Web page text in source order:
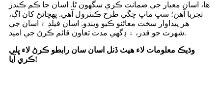
ها، اسان معيار جي ضمانت ڪري سگهون ٿا. اسان جا ڪم ڪندڙ
تجربا آهن؛ سڀ ماپ چڱي طرح ڪنٽرول آهي. پهچائڻ کان اڳ،
هر پيداوار سخت معائنو ڪيو ويندو. اسان فيلڊ ۾ اسان جي
شهرت جو قدر، ۽ ڊگهي مدت تعاون قائم ڪرڻ جي اميد.
وڌيڪ معلومات لاء هيٺ ڏنل اسان سان رابطو ڪرڻ لاء ڀلي
ڪري آيا!